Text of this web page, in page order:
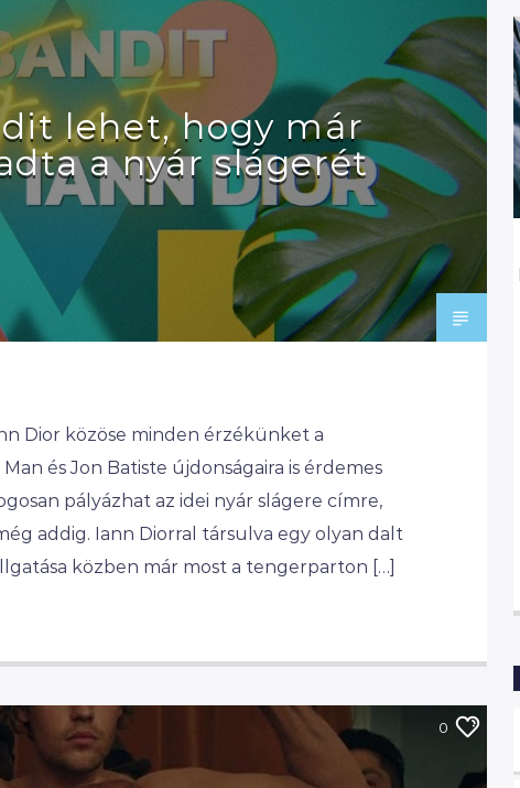
lehet, hogy már
a nyár slágerét
Dior közöse minden érzékünket a
és Jon Batiste újdonságaira is érdemes
pályázhat az idei nyár slágere címre,
addig. Iann Diorral társulva egy olyan dalt
közben már most a tengerparton […]
0